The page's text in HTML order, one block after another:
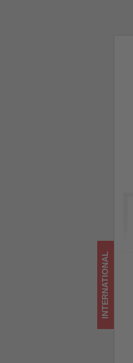
Kulturreisen
INTERNATIONAL